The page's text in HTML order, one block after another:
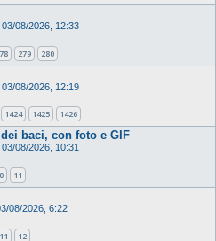
03/08/2026, 12:33
279 280
03/08/2026, 12:19
1424 1425 1426
baci, con foto e GIF
03/08/2026, 10:31
11
08/2026, 6:22
11 12